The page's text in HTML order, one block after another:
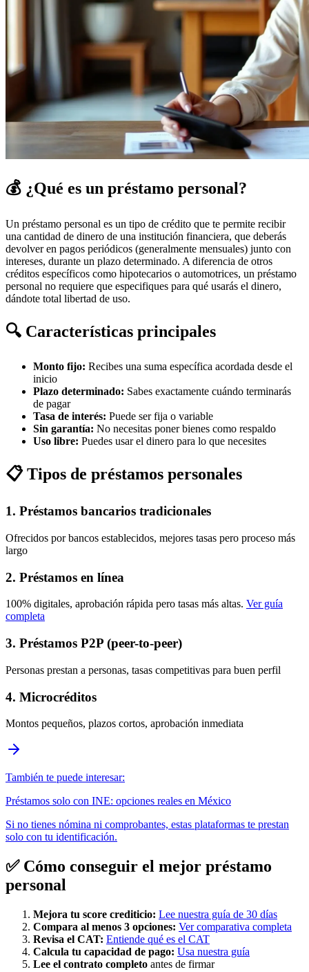
💰 ¿Qué es un préstamo personal?
Un préstamo personal es un tipo de crédito que te permite recibir
una cantidad de dinero de una institución financiera, que deberás
devolver en pagos periódicos (generalmente mensuales) junto con
intereses, durante un plazo determinado. A diferencia de otros
créditos específicos como hipotecarios o automotrices, un préstamo
personal no requiere que especifiques para qué usarás el dinero,
dándote total libertad de uso.
🔍 Características principales
Monto fijo: Recibes una suma específica acordada desde el
inicio
Plazo determinado: Sabes exactamente cuándo terminarás
de pagar
Tasa de interés: Puede ser fija o variable
Sin garantía: No necesitas poner bienes como respaldo
Uso libre: Puedes usar el dinero para lo que necesites
📋 Tipos de préstamos personales
1. Préstamos bancarios tradicionales
Ofrecidos por bancos establecidos, mejores tasas pero proceso más
largo
2. Préstamos en línea
100% digitales, aprobación rápida pero tasas más altas. Ver guía
completa
3. Préstamos P2P (peer-to-peer)
Personas prestan a personas, tasas competitivas para buen perfil
4. Microcréditos
Montos pequeños, plazos cortos, aprobación inmediata
También te puede interesar:
Préstamos solo con INE: opciones reales en México
Si no tienes nómina ni comprobantes, estas plataformas te prestan
solo con tu identificación.
✅ Cómo conseguir el mejor préstamo
personal
Mejora tu score crediticio: Lee nuestra guía de 30 días
Compara al menos 3 opciones: Ver comparativa completa
Revisa el CAT: Entiende qué es el CAT
Calcula tu capacidad de pago: Usa nuestra guía
Lee el contrato completo antes de firmar